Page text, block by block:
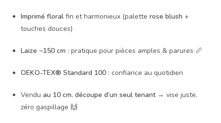
Imprimé floral fin et harmonieux (paletterose blush +
touches douces)
Laize ~150 cm : pratique pour pièces amples & parures 📏
OEKO-TEX® Standard 100 : confiance au quotidien
Venduau 10 cm,découpe d’un seul tenant→ vise juste,
zéro gaspillage 🙌